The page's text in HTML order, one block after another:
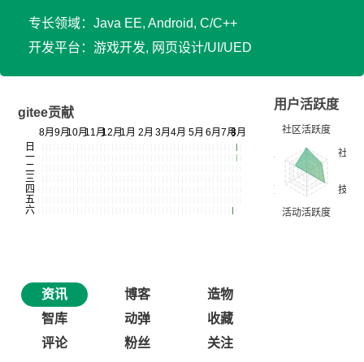
专长领域：Java EE, Android, C/C++
开发平台：游戏开发, 网页设计/UI/UED
gitee贡献
用户活跃度
资讯 博客
造物
智库
动弹
收藏
评论
粉丝 关注